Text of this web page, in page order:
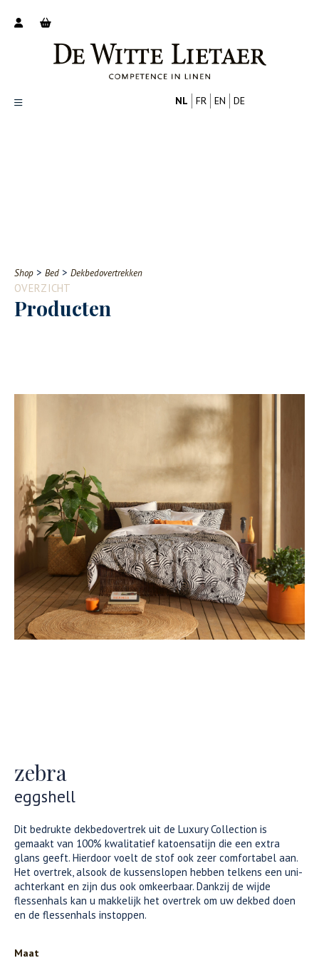
Contact
NL FR EN DE
Shop > Bed > Dekbedovertrekken
OVERZICHT
Producten
zebra
eggshell
Dit bedrukte dekbedovertrek uit de Luxury Collection is
gemaakt van 100% kwalitatief katoensatijn die een extra
glans geeft. Hierdoor voelt de stof ook zeer comfortabel aan.
Het overtrek, alsook de kussenslopen hebben telkens een uni-
achterkant en zijn dus ook omkeerbaar. Dankzij de wijde
flessenhals kan u makkelijk het overtrek om uw dekbed doen
en de flessenhals instoppen.
Maat